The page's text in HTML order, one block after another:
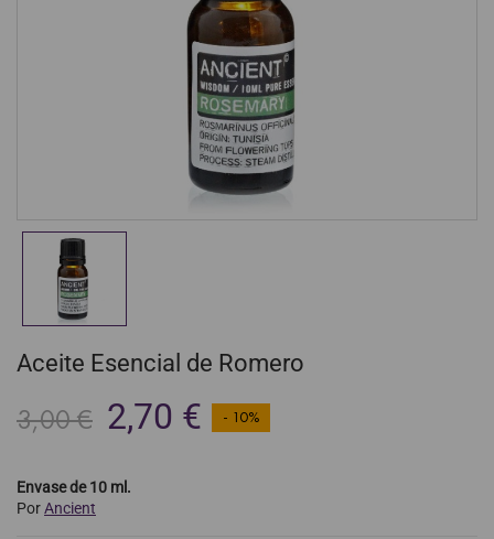
Aceite Esencial de Romero
3,00 € 2,70 € - 10%
Envase de 10 ml.
PorAncient